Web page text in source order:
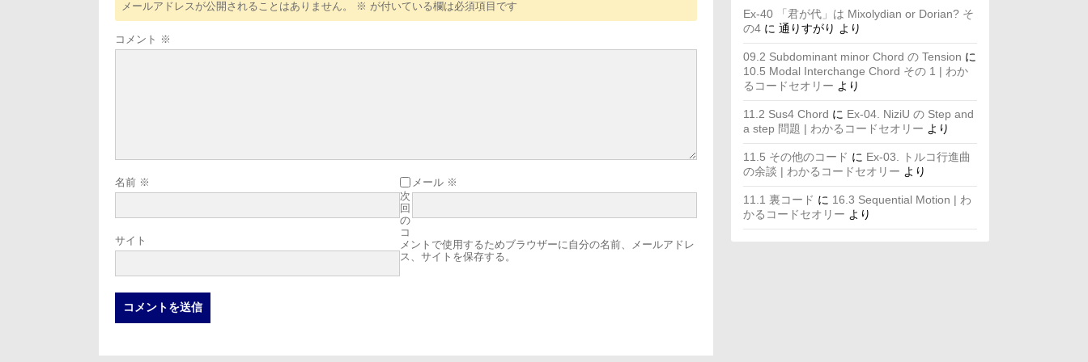
メールアドレスが公開されることはありません。 ※ が付いている欄は必須項目です
コメント ※
名前 ※ メール ※
サイト
次
回
の
コ
メントで使用するためブラウザーに自分の名前、メールアドレ
ス、サイトを保存する。
Ex-40 「君が代」は Mixolydian or Dorian? そ
の4 に 通りすがり より
09.2 Subdominant minor Chord の Tension に
10.5 Modal Interchange Chord その 1 | わか
るコードセオリー より
11.2 Sus4 Chord に Ex-04. NiziU の Step and
a step 問題 | わかるコードセオリー より
11.5 その他のコード に Ex-03. トルコ行進曲
の余談 | わかるコードセオリー より
11.1 裏コード に 16.3 Sequential Motion | わ
かるコードセオリー より